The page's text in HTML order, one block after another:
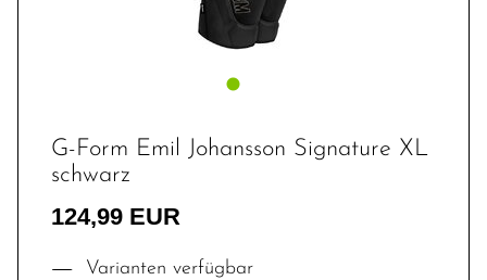
G-Form Emil Johansson Signature XL
schwarz
124,99 EUR
Varianten verfügbar